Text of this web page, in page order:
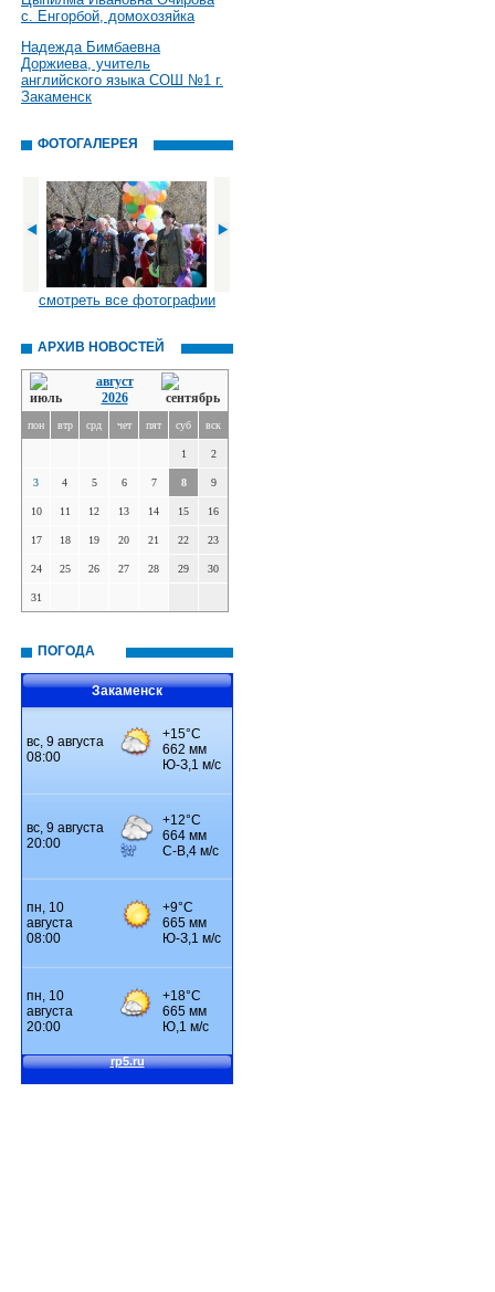
с. Енгорбой, домохозяйка
Надежда Бимбаевна
Доржиева, учитель
английского языка СОШ №1 г.
Закаменск
ФОТОГАЛЕРЕЯ
смотреть все фотографии
АРХИВ НОВОСТЕЙ
август
2026
пон втр срд чет пят суб вск
1 2
3 4 5 6 7 8 9
10 11 12 13 14 15 16
17 18 19 20 21 22 23
24 25 26 27 28 29 30
31
ПОГОДА
Закаменск